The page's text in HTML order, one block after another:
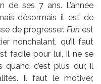
de ses 7 ans. L’année
désormais il est de
de progresser. Fun est
nonchalant, qu’il faut
facile pour lui, il ne se
c’est plus dur, il
Il faut le motiver,